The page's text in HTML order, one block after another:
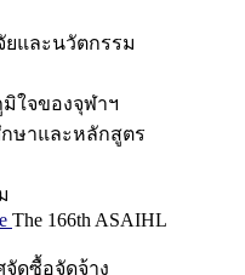
ยและนวัตกรรม
ใจของจุฬาฯ
ษาและหลักสูตร
The 166th ASAIHL
จัดซื้อจัดจ้าง